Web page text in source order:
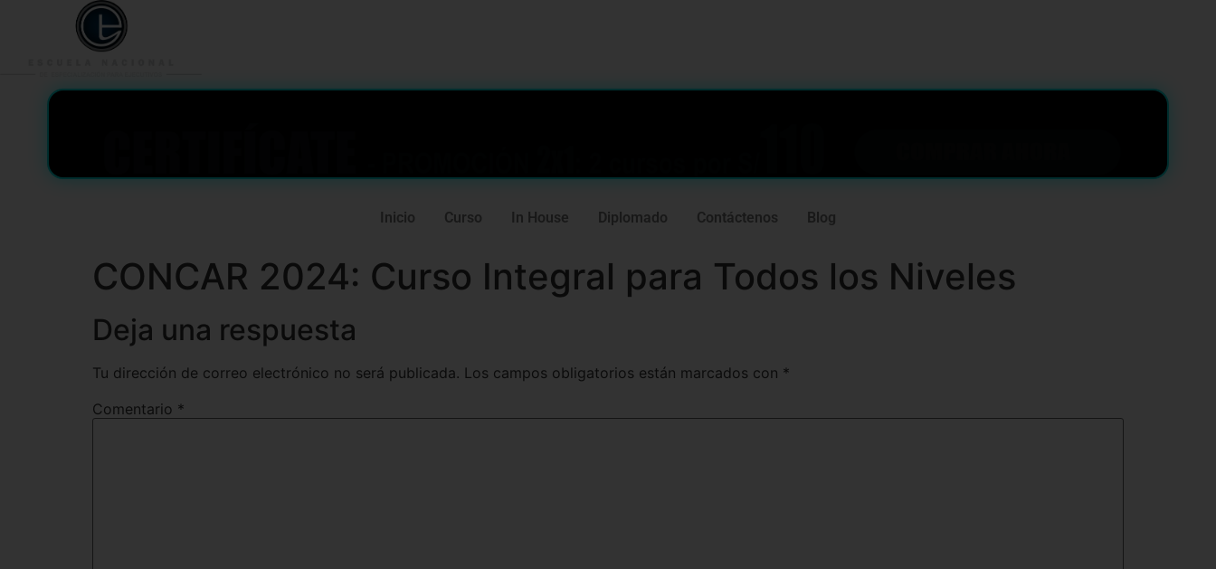
Inicio Curso In House Diplomado Contáctenos Blog
CONCAR 2024: Curso Integral para Todos los Niveles
Deja una respuesta
Tu dirección de correo electrónico no será publicada. Los campos obligatorios están marcados con *
Comentario *